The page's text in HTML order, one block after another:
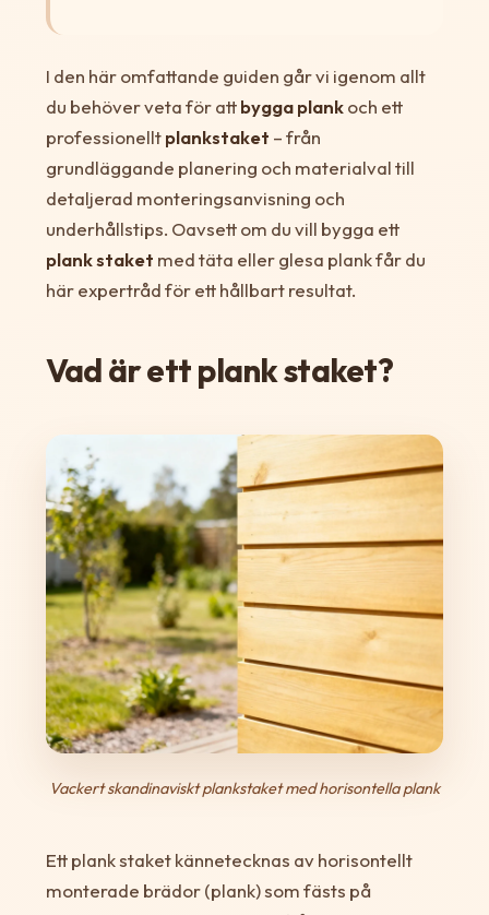
I den här omfattande guiden går vi igenom allt
du behöver veta för attbygga plankoch ett
professionelltplankstaket – från
grundläggande planering och materialval till
detaljerad monteringsanvisning och
underhållstips. Oavsett om du vill bygga ett
plank staket med täta eller glesa plank får du
här expertråd för ett hållbart resultat.
Vad är ett plank staket?
Vackert skandinaviskt plankstaket med horisontella plank
Ett plank staket kännetecknas av horisontellt
monterade brädor (plank) som fästs på